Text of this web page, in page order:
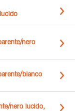
nero
bianco
nero lucido,